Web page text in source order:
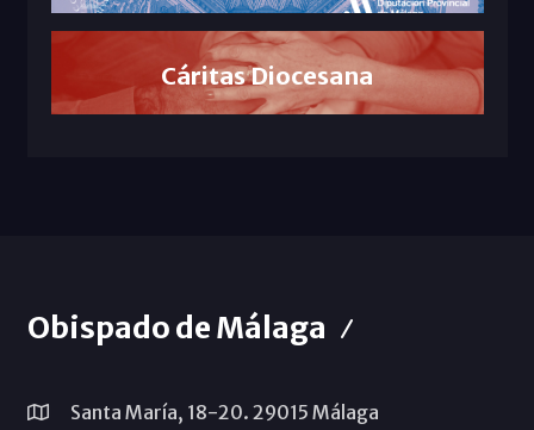
Cáritas Diocesana
Obispado de Málaga
Santa María, 18-20. 29015 Málaga